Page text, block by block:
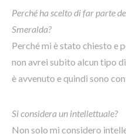
Perché ha scelto di far parte
Smeralda?
Perché mi è stato chiesto e
non avrei subito alcun tipo
è avvenuto e quindi sono
Si considera un intellettuale?
Non solo mi considero